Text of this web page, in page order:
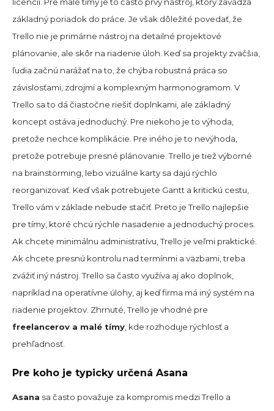
základný poriadok do práce. Je však dôležité povedať, že
Trello nie je primárne nástroj na detailné projektové
plánovanie, ale skôr na riadenie úloh. Keď sa projekty zväčšia,
ľudia začnú narážať na to, že chýba robustná práca so
závislosťami, zdrojmi a komplexným harmonogramom. V
Trello sa to dá čiastočne riešiť doplnkami, ale základný
koncept ostáva jednoduchý. Pre niekoho je to výhoda,
pretože nechce komplikácie. Pre iného je to nevýhoda,
pretože potrebuje presné plánovanie. Trello je tiež výborné
na brainstorming, lebo vizuálne karty sa dajú rýchlo
reorganizovať. Keď však potrebujete Gantt a kritickú cestu,
Trello vám v základe nebude stačiť. Preto je Trello najlepšie
pre tímy, ktoré chcú rýchle nasadenie a jednoduchý proces.
Ak chcete minimálnu administratívu, Trello je veľmi praktické.
Ak chcete presnú kontrolu nad termínmi a väzbami, treba
zvážiť iný nástroj. Trello sa často využíva aj ako doplnok,
napríklad na operatívne úlohy, aj keď firma má iný systém na
riadenie projektov. Zhrnuté, Trello je vhodné pre
freelancerov a malé tímy , kde rozhoduje rýchlosť a
prehľadnosť.
Pre koho je typicky určená Asana
Asana sa často považuje za kompromis medzi Trello a